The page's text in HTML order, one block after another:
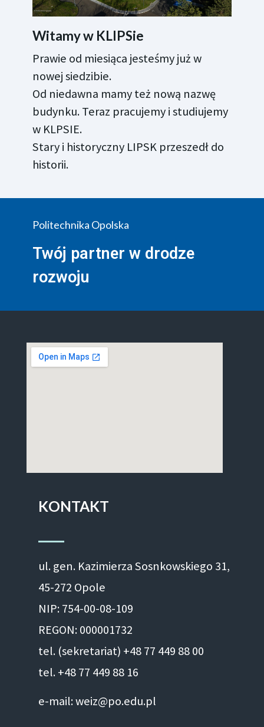
Witamy w KLIPSie
Prawie od miesiąca jesteśmy już w
nowej siedzibie.
Od niedawna mamy też nową nazwę
budynku. Teraz pracujemy i studiujemy
w KLPSIE.
Stary i historyczny LIPSK przeszedł do
historii.
Politechnika Opolska
Twój partner w drodze
rozwoju
KONTAKT
ul. gen. Kazimierza Sosnkowskiego 31,
45-272 Opole
NIP: 754-00-08-109
REGON: 000001732
tel. (sekretariat) +48 77 449 88 00
tel. +48 77 449 88 16
e-mail: weiz@po.edu.pl